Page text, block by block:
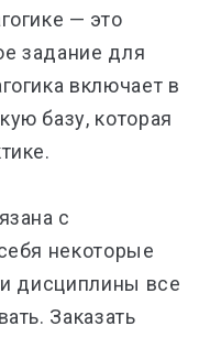
— это
задание для
включает в
базу, которая
с
некоторые
дисциплины все
Заказать